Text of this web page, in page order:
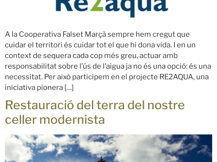
A la Cooperativa Falset Marçà sempre hem cregut que
cuidar el territori és cuidar tot el que hi dona vida. I en un
context de sequera cada cop més greu, actuar amb
responsabilitat sobre l’ús de l’aigua ja no és una opció: és una
necessitat. Per això participem en el projecte RE2AQUA, una
iniciativa pionera […]
Restauració del terra del nostre
celler modernista